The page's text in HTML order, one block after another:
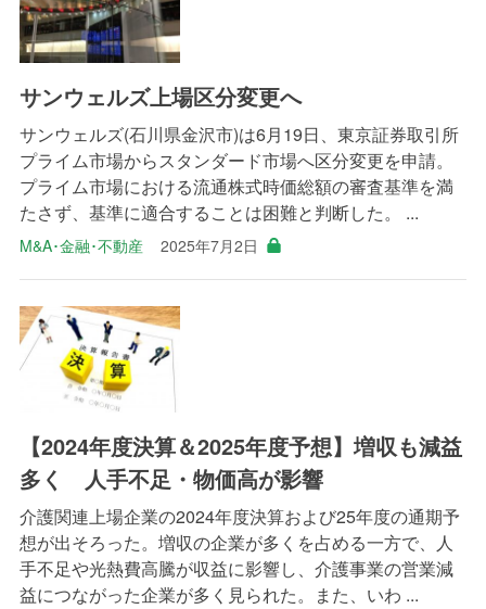
サンウェルズ上場区分変更へ
サンウェルズ(石川県金沢市)は6月19日、東京証券取引所
プライム市場からスタンダード市場へ区分変更を申請。
プライム市場における流通株式時価総額の審査基準を満
たさず、基準に適合することは困難と判断した。 ...
M&A･金融･不動産 2025年7月2日
【2024年度決算＆2025年度予想】増収も減益
多く 人手不足・物価高が影響
介護関連上場企業の2024年度決算および25年度の通期予
想が出そろった。増収の企業が多くを占める一方で、人
手不足や光熱費高騰が収益に影響し、介護事業の営業減
益につながった企業が多く見られた。また、いわ ...